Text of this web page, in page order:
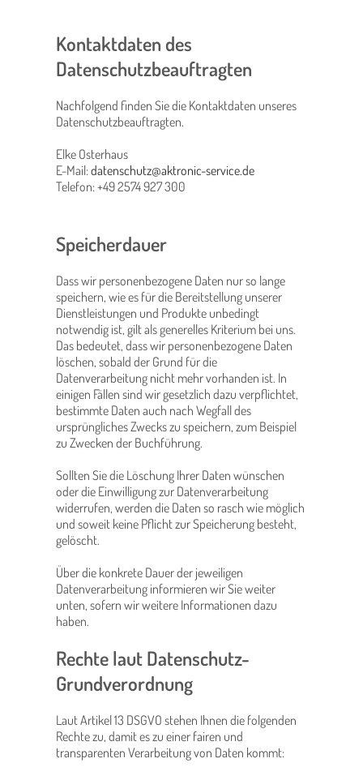
Kontaktdaten des
Datenschutzbeauftragten
Nachfolgend finden Sie die Kontaktdaten unseres
Datenschutzbeauftragten.
Elke Osterhaus
E-Mail:datenschutz@aktronic-service.de
Telefon: +49 2574 927 300
Speicherdauer
Dass wir personenbezogene Daten nur so lange
speichern, wie es für die Bereitstellung unserer
Dienstleistungen und Produkte unbedingt
notwendig ist, gilt als generelles Kriterium bei uns.
Das bedeutet, dass wir personenbezogene Daten
löschen, sobald der Grund für die
Datenverarbeitung nicht mehr vorhanden ist. In
einigen Fällen sind wir gesetzlich dazu verpflichtet,
bestimmte Daten auch nach Wegfall des
ursprüngliches Zwecks zu speichern, zum Beispiel
zu Zwecken der Buchführung.
Sollten Sie die Löschung Ihrer Daten wünschen
oder die Einwilligung zur Datenverarbeitung
widerrufen, werden die Daten so rasch wie möglich
und soweit keine Pflicht zur Speicherung besteht,
gelöscht.
Über die konkrete Dauer der jeweiligen
Datenverarbeitung informieren wir Sie weiter
unten, sofern wir weitere Informationen dazu
haben.
Rechte laut Datenschutz-
Grundverordnung
Laut Artikel 13 DSGVO stehen Ihnen die folgenden
Rechte zu, damit es zu einer fairen und
transparenten Verarbeitung von Daten kommt: